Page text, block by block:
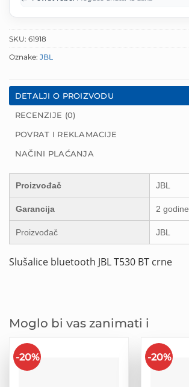
SKU: 61918
Oznake: JBL
DETALJI O PROIZVODU
RECENZIJE (0)
POVRAT I REKLAMACIJE
NAČINI PLAĆANJA
Proizvođač JBL
Garancija 2 godine
Proizvođač JBL
Slušalice bluetooth JBL T530 BT crne
Moglo bi vas zanimati i
-20% -20%